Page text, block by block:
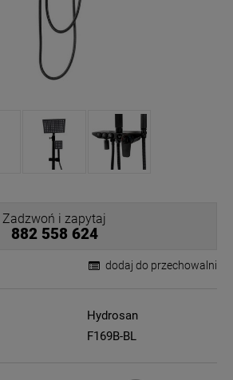
Zadzwoń i zapytaj
882 558 624
dodaj do przechowalni
Hydrosan
F169B-BL